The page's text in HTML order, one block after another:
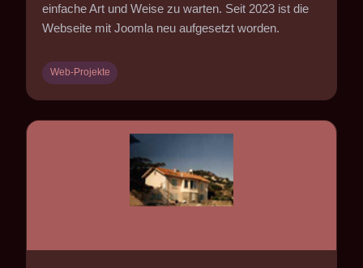
einfache Art und Weise zu warten. Seit 2023 ist die
Webseite mit Joomla neu aufgesetzt worden.
Web-Projekte